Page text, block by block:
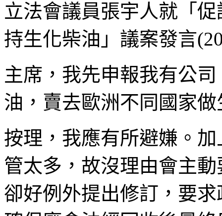
立法會議員張宇人就「
持生化柴油」議案發言
主席，我先申報我有公
油，賣去歐洲不同國家
按理，我應有所避嫌。
管太多，故沒理由會主
卻好例外提出修訂，要